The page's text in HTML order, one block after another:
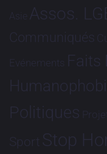
Asie Assos.
Communiqués
Evénements Faits
Politiques
Sport Stop